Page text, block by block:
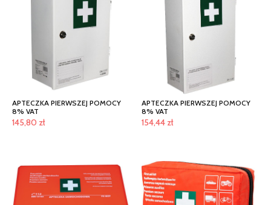
APTECZKA PIERWSZEJ POMOCY
8% VAT
145,80 zł
APTECZKA PIERWSZEJ POMOCY
8% VAT
154,44 zł